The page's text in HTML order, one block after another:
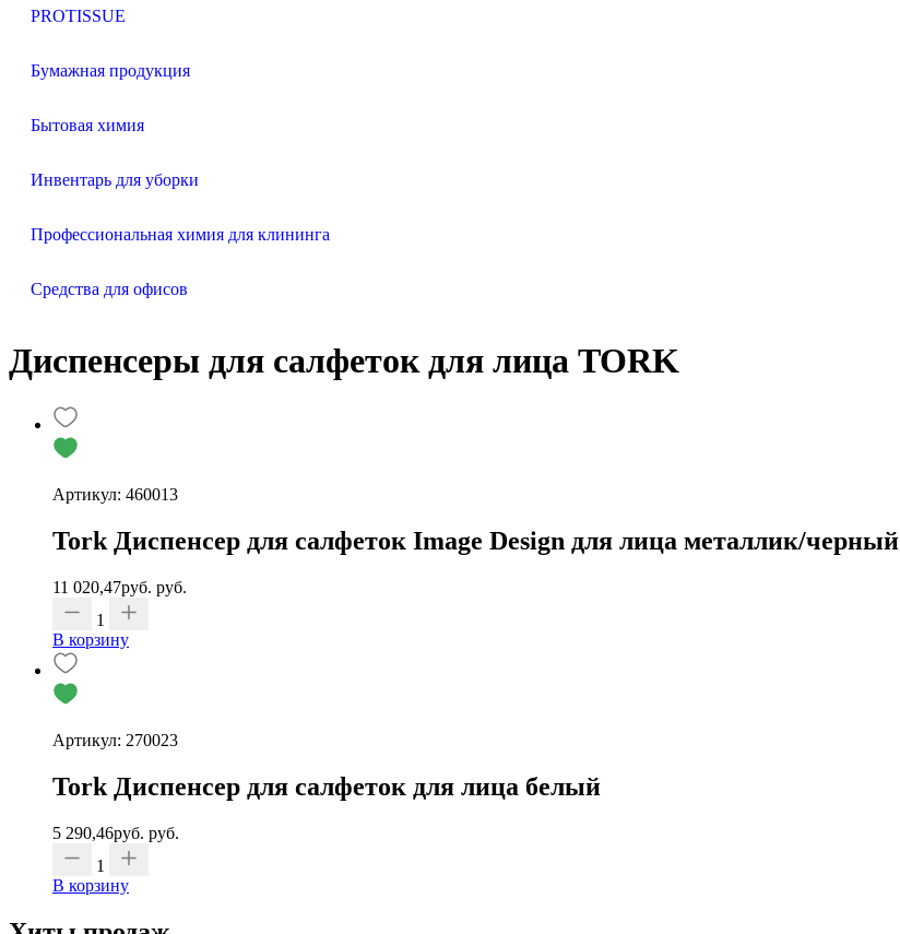
PROTISSUE
Бумажная продукция
Бытовая химия
Инвентарь для уборки
Профессиональная химия для клининга
Средства для офисов
Диспенсеры для салфеток для лица TORK
Артикул: 460013
Tork Диспенсер для салфеток Image Design для лица металлик/черный
11 020,47руб. руб.
1
В корзину
Артикул: 270023
Tork Диспенсер для салфеток для лица белый
5 290,46руб. руб.
1
В корзину